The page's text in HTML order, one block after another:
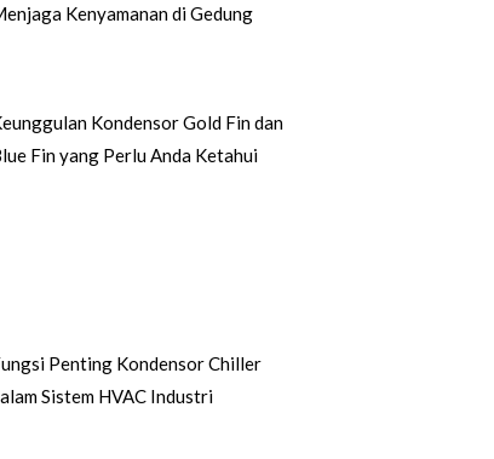
Kenyamanan di Gedung
Kondensor Gold Fin dan
Fin yang Perlu Anda Ketahui
Penting Kondensor Chiller
Sistem HVAC Industri